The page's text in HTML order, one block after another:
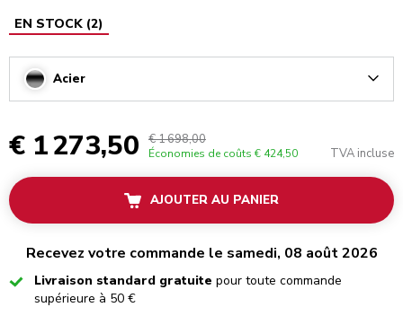
EN STOCK (2)
Acier
€ 1 273,50 € 1 698,00
Économies de coûts € 424,50 TVA incluse
AJOUTER AU PANIER
Recevez votre commande le samedi, 08 août 2026
CheckedLivraison standard gratuite pour toute commande
supérieure à 50 €